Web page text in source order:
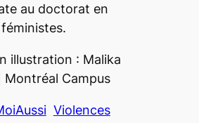
au doctorat en
illustration : Malika
Montréal Campus
Violences